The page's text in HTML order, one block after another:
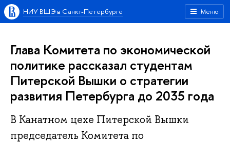
Меню
НИУ ВШЭ в Санкт-Петербурге
Глава Комитета по экономической
политике рассказал студентам
Питерской Вышки о стратегии
развития Петербурга до 2035 года
В Канатном цехе Питерской Вышки
председатель Комитета по